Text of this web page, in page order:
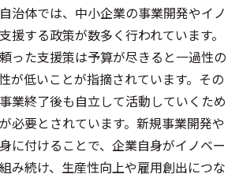
治体では、中小企業の事業開発やイノ
援する政策が数多く行われています。
った支援策は予算が尽きると一過性の
が低いことが指摘されています。その
業終了後も自立して活動していくため
必要とされています。新規事業開発や
に付けることで、企業自身がイノベー
み続け、生産性向上や雇用創出につな